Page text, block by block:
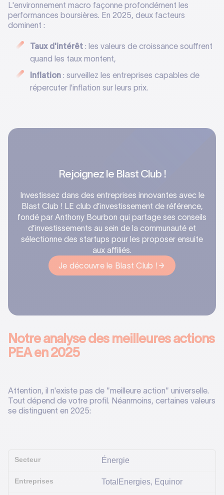
L'environnement macro façonne profondément les
performances boursières. En 2025, deux facteurs
dominent :
Taux d'intérêt : les valeurs de croissance souffrent
quand les taux montent,
Inflation : surveillez les entreprises capables de
répercuter l'inflation sur leurs prix.
Rejoignez le Blast Club !
Investissez dans des entreprises innovantes avec le
Blast Club ! LE club d’investissement de référence,
fondé par Anthony Bourbon qui partage ses conseils
d’investissements au sein de la communauté et
sélectionne des startups pour les proposer ensuite
aux affiliés.‍
Je découvre le Blast Club !
Notre analyse des meilleures actions
PEA en 2025
Attention, il n'existe pas de "meilleure action" universelle.
Tout dépend de votre profil. Néanmoins, certaines valeurs
se distinguent en 2025:
Énergie
TotalEnergies, Equinor